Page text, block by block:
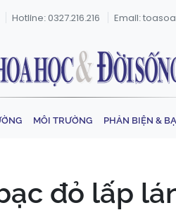
Hotline: 0327.216.216 Email:
MÔI TRƯỜNG PHẢN BIỆN &
đỏ lấp